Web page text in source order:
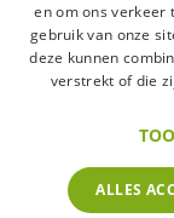
Ik ga akkoord metde
Alle merken
Wettelijke
Veelgestelde vragen
Alle rechten
zijn met alle belastingen
De Belgische wetgeving
werkdagen op een
en om ons verkeer
gebruik van onze
deze kunnen
verstrekt of die
ALLES